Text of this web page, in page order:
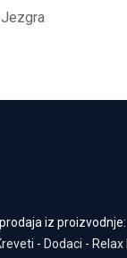
iz proizvodnje:
- Dodaci - Relax